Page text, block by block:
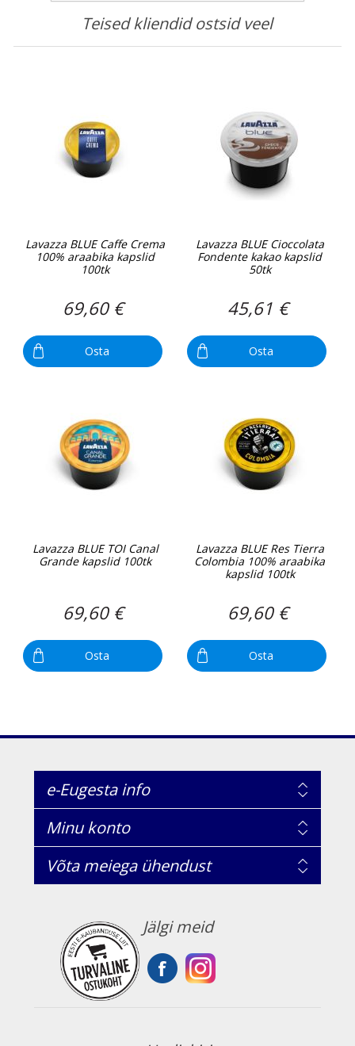
Teised kliendid ostsid veel
Lavazza BLUE Caffe Crema
100% araabika kapslid
100tk
69,60 €
Osta
Lavazza BLUE Cioccolata
Fondente kakao kapslid
50tk
45,61 €
Osta
Lavazza BLUE TOI Canal
Grande kapslid 100tk
69,60 €
Osta
Lavazza BLUE Res Tierra
Colombia 100% araabika
kapslid 100tk
69,60 €
Osta
e-Eugesta info
Minu konto
Võta meiega ühendust
Jälgi meid